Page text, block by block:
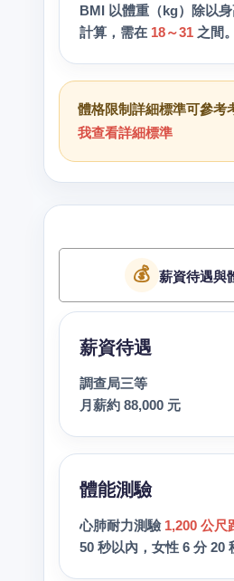
BMI 以體重（kg）除以
計算，需在 18～31之間。
體格限制詳細標準可參考
我查看詳細標準
💰 薪資待遇與
薪資待遇
調查局三等
月薪約 88,000 元
體能測驗
心肺耐力測驗 1,200 公尺
50 秒以內，女性 6 分 20